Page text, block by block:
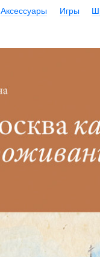
Аксессуары Игры